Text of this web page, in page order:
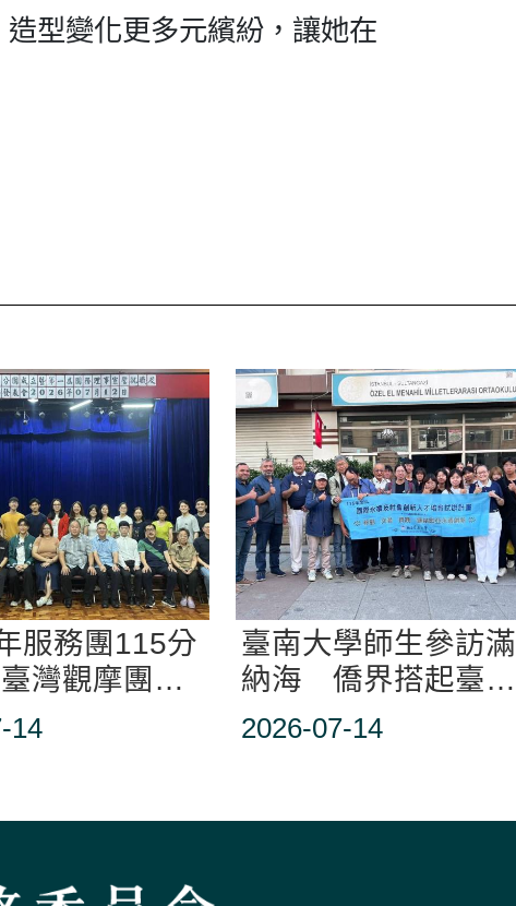
型變化更多元繽紛，讓她在
服務團115分
灣觀摩團分
得
14
臺南大學師生參訪滿
納海 僑界搭起臺土
教育交流橋梁
2026-07-14